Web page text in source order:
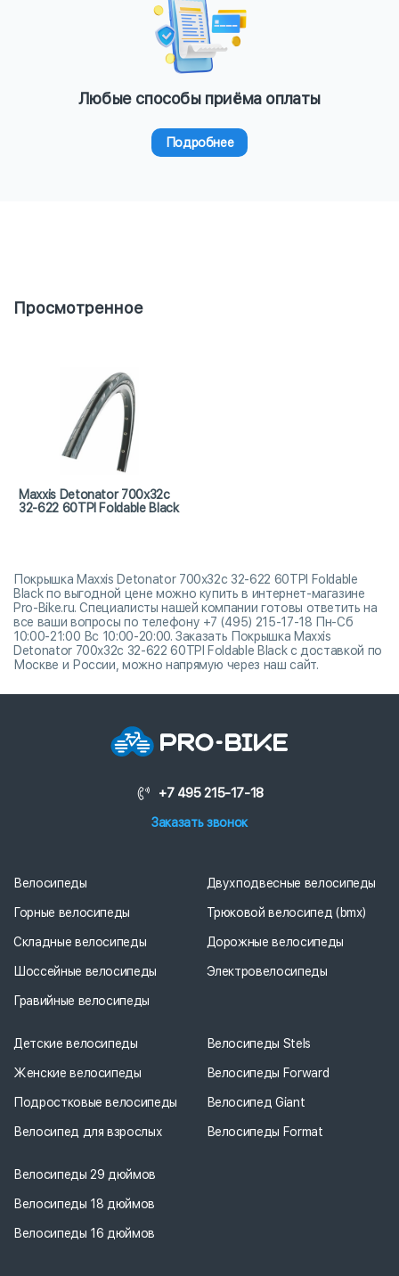
Любые способы приёма оплаты
Подробнее
Просмотренное
Maxxis Detonator 700x32c
32-622 60TPI Foldable Black
Покрышка Maxxis Detonator 700x32c 32-622 60TPI Foldable
Black по выгодной цене можно купить в интернет-магазине
Pro-Bike.ru. Специалисты нашей компании готовы ответить на
все ваши вопросы по телефону +7 (495) 215-17-18 Пн-Сб
10:00-21:00 Вс 10:00-20:00. Заказать Покрышка Maxxis
Detonator 700x32c 32-622 60TPI Foldable Black с доставкой по
Москве и России, можно напрямую через наш сайт.
+7 495 215-17-18
Заказать звонок
Велосипеды
Горные велосипеды
Складные велосипеды
Шоссейные велосипеды
Гравийные велосипеды
Двухподвесные велосипеды
Трюковой велосипед (bmx)
Дорожные велосипеды
Электровелосипеды
Детские велосипеды
Женские велосипеды
Подростковые велосипеды
Велосипед для взрослых
Велосипеды Stels
Велосипеды Forward
Велосипед Giant
Велосипеды Format
Велосипеды 29 дюймов
Велосипеды 18 дюймов
Велосипеды 16 дюймов